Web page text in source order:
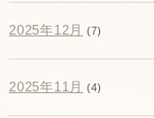
2025年12月 (7)
2025年11月 (4)